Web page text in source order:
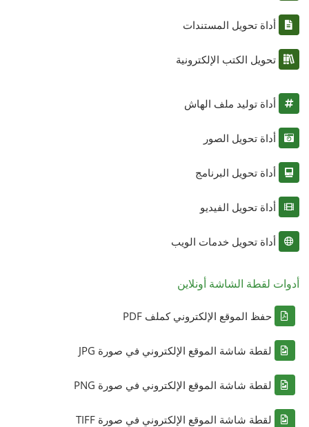
أداة تحويل المستندات
تحويل الكتب الإلكترونية
أداة توليد ملف الهاش
أداة تحويل الصور
أداة تحويل البرنامج
أداة تحويل الفيديو
أداة تحويل خدمات الويب
أدوات لقطة الشاشة أونلاين
حفظ الموقع الإلكتروني كملف PDF
لقطة شاشة الموقع الإلكتروني في صورة JPG
لقطة شاشة الموقع الإلكتروني في صورة PNG
لقطة شاشة الموقع الإلكتروني في صورة TIFF